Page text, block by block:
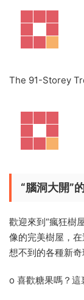
The 91-Storey
“腦洞大開”
歡迎來到“瘋狂樹
像的完美樹屋，
想不到的各種新奇
o 喜歡糖果嗎？這